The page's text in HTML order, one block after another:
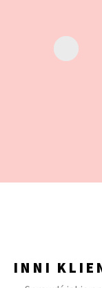
INNI